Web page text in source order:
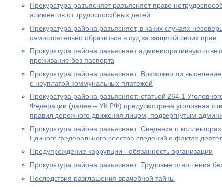
Прокуратура разъясняет разъясняет право
алиментов от трудоспособных детей
Прокуратура района разъясняет, в каких случаях
самостоятельно обратиться в суд за защитой своих прав
Прокуратура района разъясняет административную
проживание без паспорта
Прокуратура района разъясняет: Возможно ли
с неуплатой коммунальных платежей
Прокуратура района разъясняет: статьей 264.1
Федерации (далее – УК РФ) предусмотрена уголовная
правил дорожного движения лицом, подвергнутым
Прокуратура района разъясняет: Сведения о
Единого федерального реестра сведений о фактах
Предупреждение коррупции - обязанность организации
Прокуратура района разъясняет: Трудовые отношения
Последствия разглашения врачебной тайны